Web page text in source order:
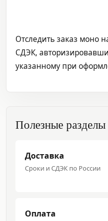
Отследить заказ моно
СДЭК,
указанному при
Полезные разделы
Доставка
Сроки и СДЭК по России
Оплата